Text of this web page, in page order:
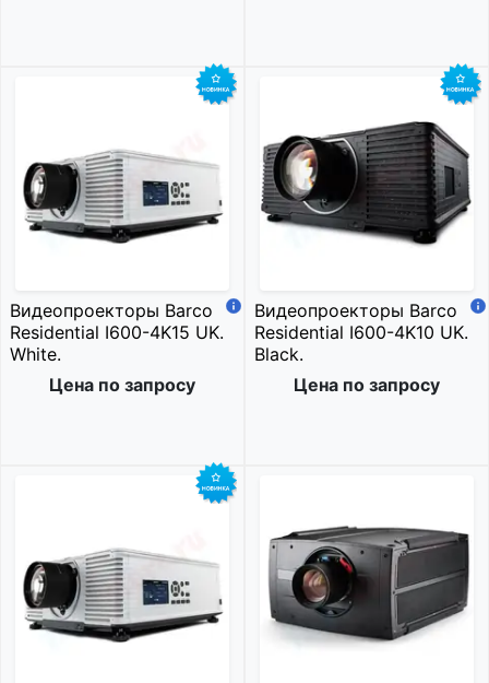
Видеопроекторы Barco
Residential I600-4K15 UK.
White.
Цена по запросу
Видеопроекторы Barco
Residential I600-4K10 UK.
Black.
Цена по запросу